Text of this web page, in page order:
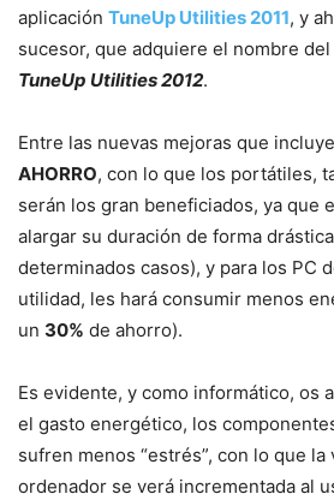
aplicación TuneUp Utilities 2011, y
sucesor, que adquiere el nombre
TuneUp Utilities 2012.
Entre las nuevas mejoras que
AHORRO, con lo que los portátiles,
serán los gran beneficiados, ya que
alargar su duración de forma
determinados casos), y para los PC
utilidad, les hará consumir menos
un 30% de ahorro).
Es evidente, y como informático, os
el gasto energético, los
sufren menos “estrés”, con lo que
ordenador se verá incrementada al